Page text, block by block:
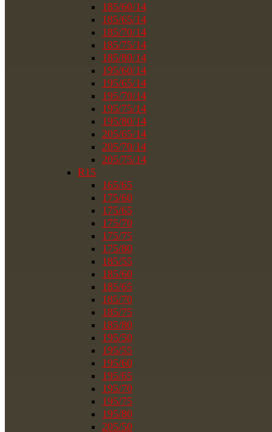
185/60/14
185/65/14
185/70/14
185/75/14
185/80/14
195/60/14
195/65/14
195/70/14
195/75/14
195/80/14
205/65/14
205/70/14
205/75/14
R15
165/65
175/60
175/65
175/70
175/75
175/80
185/55
185/60
185/65
185/70
185/75
185/80
195/50
195/55
195/60
195/65
195/70
195/75
195/80
205/50